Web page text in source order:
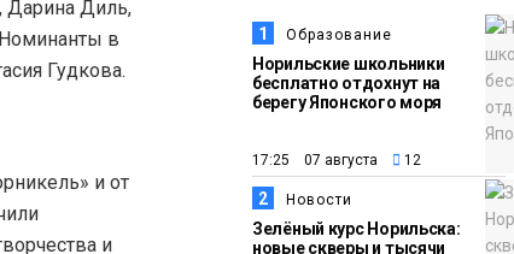
Дарина Диль,
в
Гудкова.
и от
и
Новости
зябкими,
и
12:32
Как в
помогают
из
1 Образование
Норильские школьники
бесплатно отдохнут на
берегу Японского моря
17:25 07 августа 12
2 Новости
Зелёный курс Норильска:
новые скверы и тысячи